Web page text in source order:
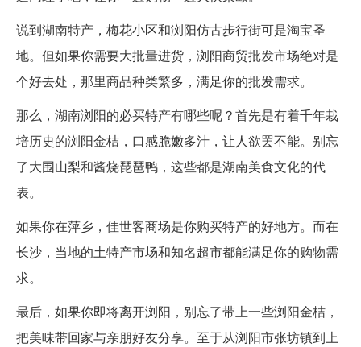
说到湖南特产，梅花小区和浏阳仿古步行街可是淘宝圣
地。但如果你需要大批量进货，浏阳商贸批发市场绝对是
个好去处，那里商品种类繁多，满足你的批发需求。
那么，湖南浏阳的必买特产有哪些呢？首先是有着千年栽
培历史的浏阳金桔，口感脆嫩多汁，让人欲罢不能。别忘
了大围山梨和酱烧琵琶鸭，这些都是湖南美食文化的代
表。
如果你在萍乡，佳世客商场是你购买特产的好地方。而在
长沙，当地的土特产市场和知名超市都能满足你的购物需
求。
最后，如果你即将离开浏阳，别忘了带上一些浏阳金桔，
把美味带回家与亲朋好友分享。至于从浏阳市张坊镇到上